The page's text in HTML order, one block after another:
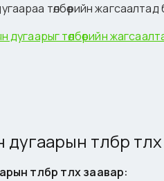
дугаараа төлбөрийн
төлбөрийн
төлбөр
төлбөр төлөх заавар: